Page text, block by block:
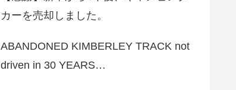
カーを売却しました。
ABANDONED KIMBERLEY TRACK not
driven in 30 YEARS…